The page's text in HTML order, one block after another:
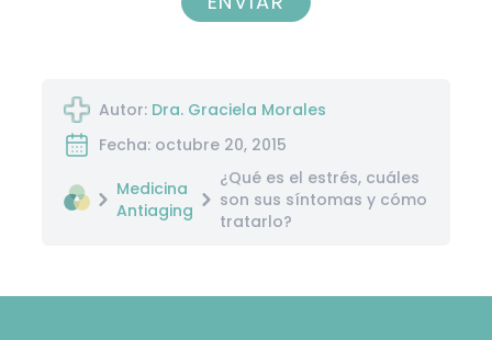
Autor: Dra. Graciela Morales
Fecha: octubre 20, 2015
Medicina
Antiaging
¿Qué es el estrés, cuáles
son sus síntomas y cómo
tratarlo?